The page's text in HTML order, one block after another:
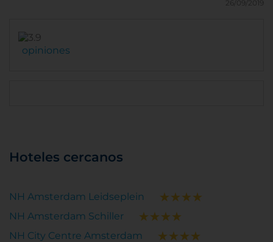
26/09/2019
opiniones
Hoteles cercanos
NH Amsterdam Leidseplein
NH Amsterdam Schiller
NH City Centre Amsterdam